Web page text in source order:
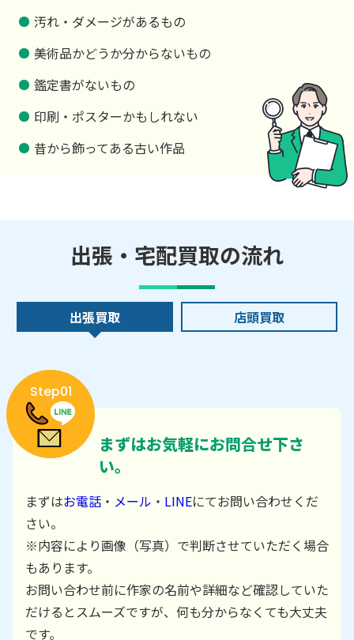
汚れ・ダメージがあるもの
美術品かどうか分からないもの
鑑定書がないもの
印刷・ポスターかもしれない
昔から飾ってある古い作品
出張・宅配買取の流れ
出張買取 店頭買取
Step01
まずはお気軽にお問合せ下さ
い。
まずはお電話 ・ メール ・ LINEにてお問い合わせくだ
さい。
※内容により画像（写真）で判断させていただく場合
もあります。
お問い合わせ前に作家の名前や詳細など確認していた
だけるとスムーズですが、何も分からなくても大丈夫
です。